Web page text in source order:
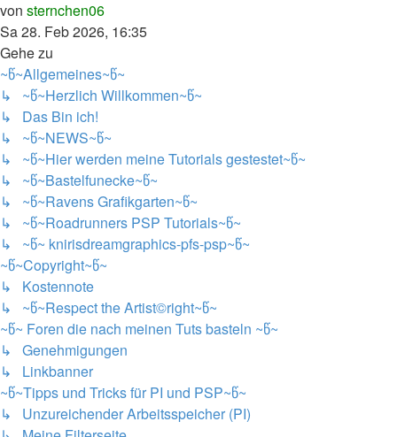
von sternchen06Neuester
Beitrag
Sa 28. Feb 2026, 16:35
Gehe zu
~წ~Allgemeines~წ~
↳ ~წ~Herzlich Willkommen~წ~
↳ Das Bin ich!
↳ ~წ~NEWS~წ~
↳ ~წ~Hier werden meine Tutorials gestestet~წ~
↳ ~წ~Bastelfunecke~წ~
↳ ~წ~Ravens Grafikgarten~წ~
↳ ~წ~Roadrunners PSP Tutorials~წ~
↳ ~წ~ knirisdreamgraphics-pfs-psp~წ~
~წ~Copyright~წ~
↳ Kostennote
↳ ~წ~Respect the Artist©right~წ~
~წ~ Foren die nach meinen Tuts basteln ~წ~
↳ Genehmigungen
↳ Linkbanner
~წ~Tipps und Tricks für PI und PSP~წ~
↳ Unzureichender Arbeitsspeicher (PI)